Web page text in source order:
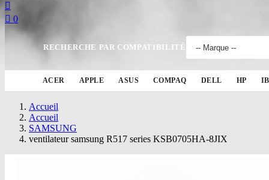

 0
RECHERCHE PAR COMPATIBILITÉ
ACER APPLE ASUS COMPAQ DELL HP
Accueil
Accueil
SAMSUNG
ventilateur samsung R517 series KSB0705HA-8JIX